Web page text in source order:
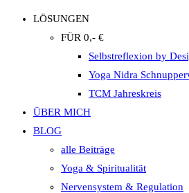
LÖSUNGEN
FÜR 0,- €
Selbstreflexion by
Yoga Nidra
TCM Jahreskreis
ÜBER MICH
BLOG
alle Beiträge
Yoga & Spiritualität
Nervensystem & Regulation